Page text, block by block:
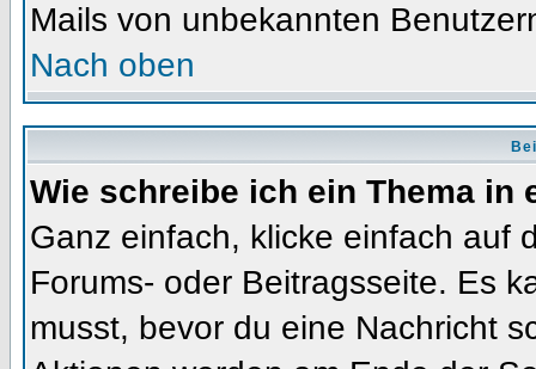
Mails von unbekannten
Nach oben
Wie schreibe ich ein Thema in
Ganz einfach, klicke einfach auf
Forums- oder Beitragsseite. Es
musst, bevor du eine Nachricht